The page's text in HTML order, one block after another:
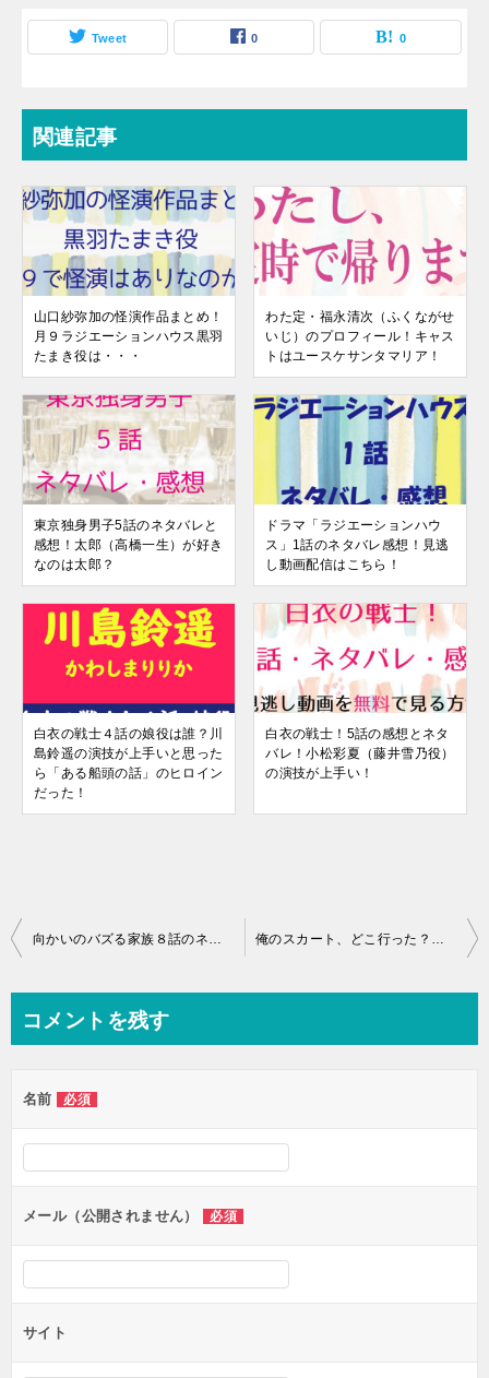
Tweet 0 0
関連記事
山口紗弥加の怪演作品まとめ！
月９ラジエーションハウス黒羽
たまき役は・・・
わた定・福永清次（ふくながせ
いじ）のプロフィール！キャス
トはユースケサンタマリア！
東京独身男子5話のネタバレと
感想！太郎（高橋一生）が好き
なのは太郎？
ドラマ「ラジエーションハウ
ス」1話のネタバレ感想！見逃
し動画配信はこちら！
白衣の戦士４話の娘役は誰？川
島鈴遥の演技が上手いと思った
ら「ある船頭の話」のヒロイン
だった！
白衣の戦士！5話の感想とネタ
バレ！小松彩夏（藤井雪乃役）
の演技が上手い！
投
ビ
ー
シ
ン
向かいのバズる家族８話のネタバレと感想！見逃し動画配信はこちら！ 俺のスカート、どこ行った？１話～最終回のネタバレ感想！見逃し動画配信はこちら！
コメントを残す
名前 必須
メール（公開されません） 必須
サイト